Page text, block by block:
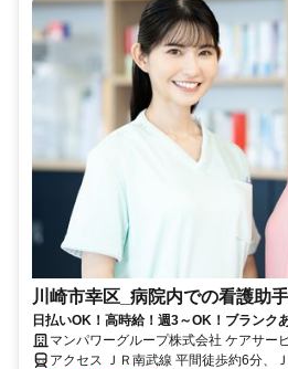
川崎市幸区_病院内での看護助
日払いOK！高時給！週3～OK！ブランク
ミドル世代も多数活躍中♪
マンパワーグループ株式会社 ケアサー
アクセス ＪＲ南武線 平間徒歩約6分、